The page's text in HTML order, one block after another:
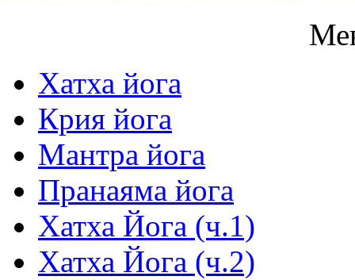
Хатха йога
Крия йога
Мантра йога
Пранаяма йога
Хатха Йога (ч.1)
Хатха Йога (ч.2)